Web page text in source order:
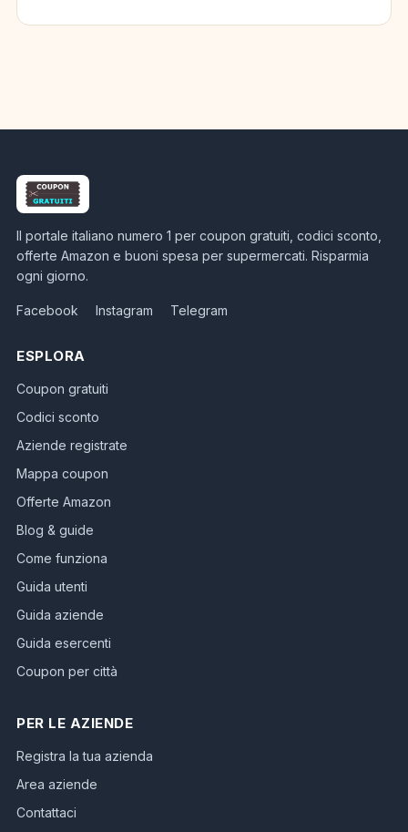
Il portale italiano numero 1 per coupon gratuiti, codici sconto,
offerte Amazon e buoni spesa per supermercati. Risparmia
ogni giorno.
Facebook Instagram Telegram
ESPLORA
Coupon gratuiti
Codici sconto
Aziende registrate
Mappa coupon
Offerte Amazon
Blog & guide
Come funziona
Guida utenti
Guida aziende
Guida esercenti
Coupon per città
PER LE AZIENDE
Registra la tua azienda
Area aziende
Contattaci